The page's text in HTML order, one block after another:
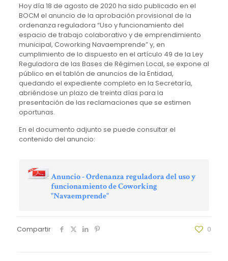
Hoy día 18 de agosto de 2020 ha sido publicado en el
BOCM el anuncio de la aprobación provisional de la
ordenanza reguladora “Uso y funcionamiento del
espacio de trabajo colaborativo y de emprendimiento
municipal, Coworking Navaemprende” y, en
cumplimiento de lo dispuesto en el artículo 49 de la Ley
Reguladora de las Bases de Régimen Local, se expone al
público en el tablón de anuncios de la Entidad,
quedando el expediente completo en la Secretaría,
abriéndose un plazo de treinta días para la
presentación de las reclamaciones que se estimen
oportunas.
En el documento adjunto se puede consultar el
contenido del anuncio:
Anuncio - Ordenanza reguladora del uso y
funcionamiento de Coworking
"Navaemprende"
Compartir 0